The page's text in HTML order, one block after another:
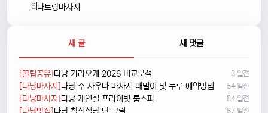
나트랑마사지
새 글 새 댓글
[꿀팁공유]다낭 가라오케 2026 비교분석 3 일전
[다낭마사지]다낭 수 사우나 마사지 때밀이 및 누루 예약방법 54 일전
[다낭마사지]다낭 개인실 프라이빗 룸스파 84 일전
[다낭맛집]다낭 착석식당 탄 그릴 87 일전